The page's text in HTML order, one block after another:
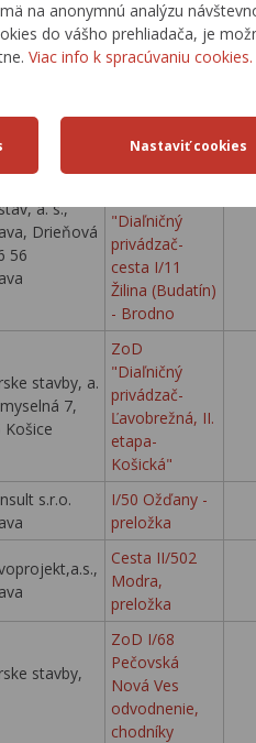
na anonymnú analýzu
do vášho prehliadača, je
Viac info k spracúvaniu cookies.
Cesta II/426
Skalica -
hranica SR/ČR
spol. s
most ev. č.
1999
a. s.,
Drieňová
56
Dodatok č. 4 k
"Diaľničný
privádzač-
cesta I/11
Žilina (Budatín)
- Brodno
stavby, a.
7,
Košice
ZoD
"Diaľničný
privádzač-
Ľavobrežná, II.
etapa-
Košická"
s.r.o.
I/50 Ožďany -
preložka
Cesta II/502
Modra,
preložka
stavby,
ZoD I/68
Pečovská
Nová Ves
odvodnenie,
chodníky